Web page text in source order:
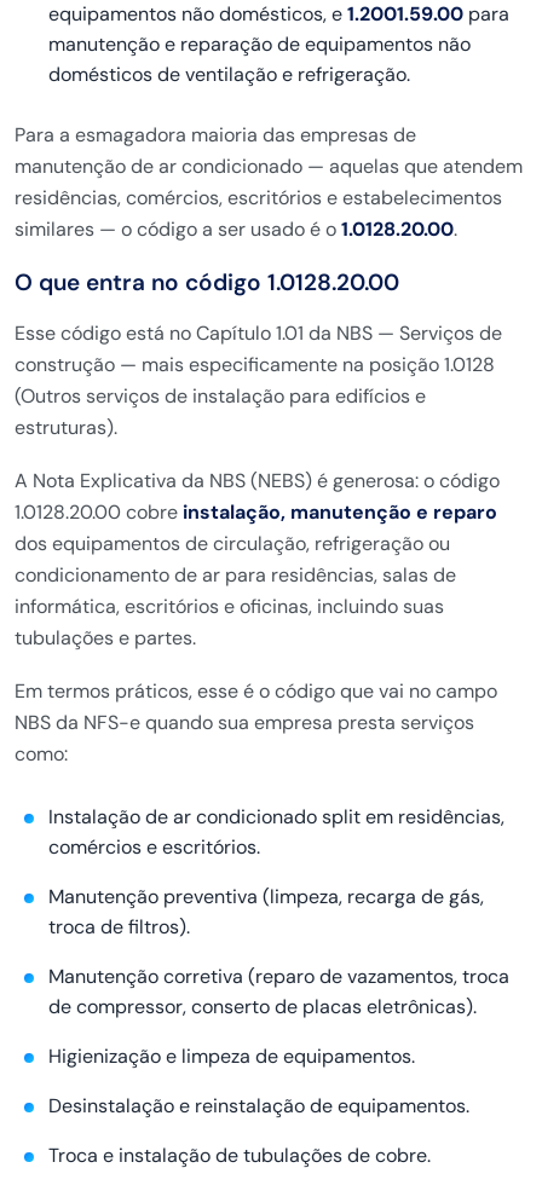
equipamentos não domésticos, e1.2001.59.00 para
manutenção e reparação de equipamentos não
domésticos de ventilação e refrigeração.
Para a esmagadora maioria das empresas de
manutenção de ar condicionado — aquelas que atendem
residências, comércios, escritórios e estabelecimentos
similares — o código a ser usado é o1.0128.20.00.
O que entra no código 1.0128.20.00
Esse código está no Capítulo 1.01 da NBS — Serviços de
construção — mais especificamente na posição 1.0128
(Outros serviços de instalação para edifícios e
estruturas).
A Nota Explicativa da NBS (NEBS) é generosa: o código
1.0128.20.00 cobre instalação, manutenção e reparo
dos equipamentos de circulação, refrigeração ou
condicionamento de ar para residências, salas de
informática, escritórios e oficinas, incluindo suas
tubulações e partes.
Em termos práticos, esse é o código que vai no campo
NBS da NFS-e quando sua empresa presta serviços
como:
Instalação de ar condicionado split em residências,
comércios e escritórios.
Manutenção preventiva (limpeza, recarga de gás,
troca de filtros).
Manutenção corretiva (reparo de vazamentos, troca
de compressor, conserto de placas eletrônicas).
Higienização e limpeza de equipamentos.
Desinstalação e reinstalação de equipamentos.
Troca e instalação de tubulações de cobre.